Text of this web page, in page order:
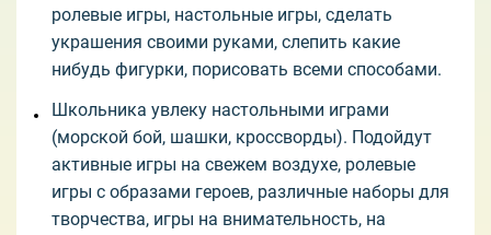
ролевые игры, настольные игры, сделать
украшения своими руками, слепить какие
нибудь фигурки, порисовать всеми способами.
Школьника увлеку настольными играми
(морской бой, шашки, кроссворды). Подойдут
активные игры на свежем воздухе, ролевые
игры с образами героев, различные наборы для
творчества, игры на внимательность, на